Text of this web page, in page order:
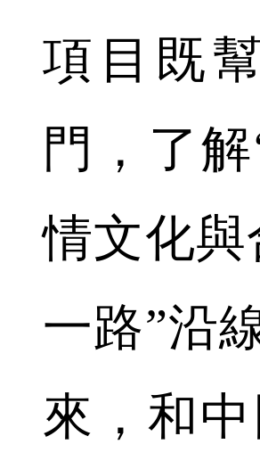
項目既
門，了
情文化
一路”沿
來，和